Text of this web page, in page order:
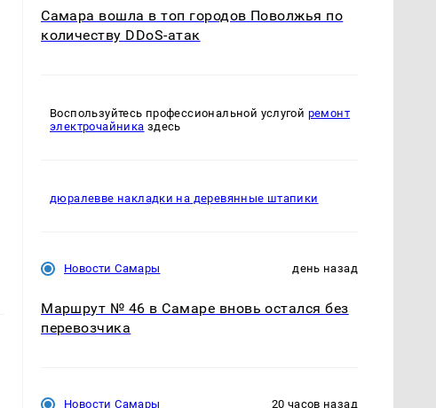
Самара вошла в топ городов Поволжья по
количеству DDoS-атак
Воспользуйтесь профессиональной услугой ремонт
электрочайника здесь
дюралевве накладки на деревянные штапики
Новости Самары день назад
Маршрут № 46 в Самаре вновь остался без
перевозчика
Новости Самары 20 часов назад